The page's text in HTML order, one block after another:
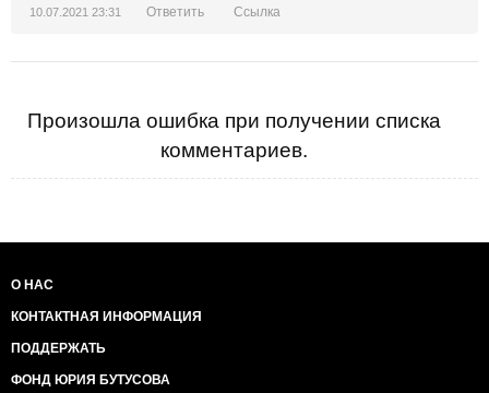
10.07.2021 23:31 Ответить Ссылка
Произошла ошибка при получении списка
комментариев.
О НАС
КОНТАКТНАЯ ИНФОРМАЦИЯ
ПОДДЕРЖАТЬ
ФОНД ЮРИЯ БУТУСОВА